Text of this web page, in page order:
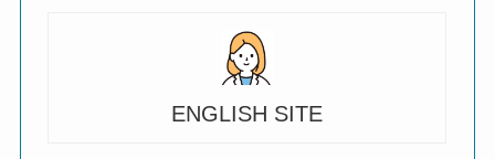
ENGLISH SITE